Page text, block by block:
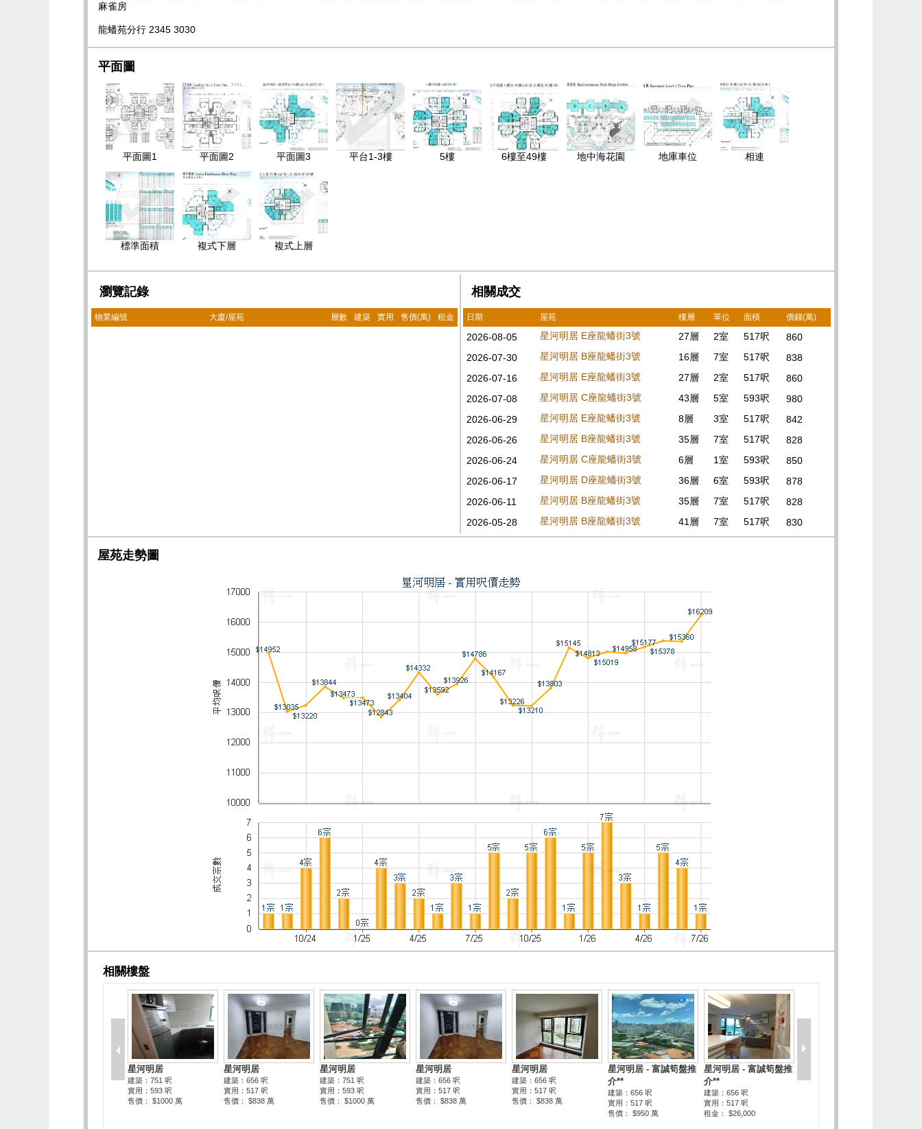
麻雀房
龍蟠苑分行 2345 3030
平面圖
平面圖1 平面圖2 平面圖3 平台1-3樓 5樓 6樓至49樓 地中海花園 地庫車位 相連
標準面積 複式下層 複式上層
瀏覽記錄
物業編號 大廈/屋苑 層數 建築 實用 售價(萬) 租金
相關成交
日期 屋苑 樓層 單位 面積 價錢(萬)
2026-08-05 星河明居 E座龍蟠街3號 27層 2室 517呎
860
2026-07-30
星河明居 B座龍蟠街3號 16層 7室 517呎
838
2026-07-16
星河明居 E座龍蟠街3號 27層 2室 517呎
860
2026-07-08
星河明居 C座龍蟠街3號 43層 5室 593呎
980
2026-06-29
星河明居 E座龍蟠街3號 8層 3室 517呎
842
2026-06-26
星河明居 B座龍蟠街3號 35層 7室 517呎
828
2026-06-24
星河明居 C座龍蟠街3號 6層 1室 593呎
850
2026-06-17
星河明居 D座龍蟠街3號 36層 6室 593呎
878
2026-06-11
星河明居 B座龍蟠街3號 35層 7室 517呎
828
2026-05-28
星河明居 B座龍蟠街3號 41層 7室 517呎 830
屋苑走勢圖